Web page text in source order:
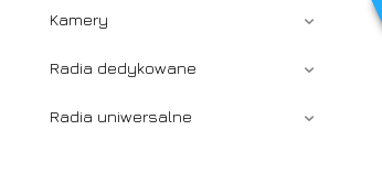
Kamery
Radia dedykowane
Radia uniwersalne